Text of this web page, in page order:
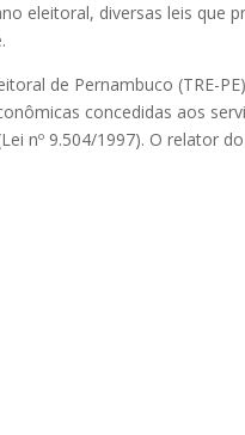
eleitoral, diversas leis que
de Pernambuco (TRE-
concedidas aos
nº 9.504/1997). O relator